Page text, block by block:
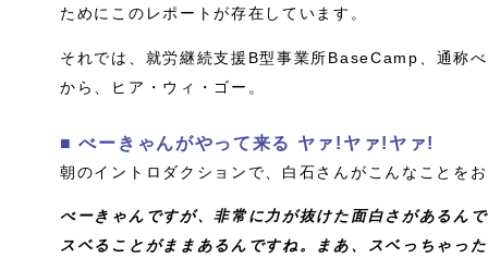
ためにこのレポートが存在しています。
それでは、就労継続支援B型事業所BaseCamp、通称
から、ヒア・ウィ・ゴー。
■ べーきゃんがやって来る ヤァ!ヤァ!ヤァ!
朝のイントロダクションで、白石さんがこんなことを
べーきゃんですが、非常に力が抜けた面白さがあるん
スベることがままあるんですね。まあ、スベっちゃっ